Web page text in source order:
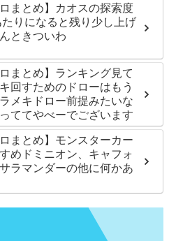
ロまとめ】カオスの探索度
りになると残り少し上げ
ときついわ
ロまとめ】ランキング見て
回すためのドローはもう
メキドロー前提みたいな
ててやべーでございます
ロまとめ】モンスターカー
めドミニオン、キャフォ
ラマンダーの他に何かあ